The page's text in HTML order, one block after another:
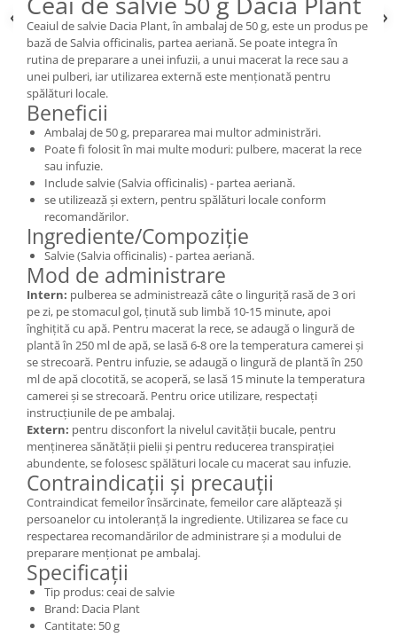
Ceaiul de salvie Dacia Plant, în ambalaj de 50 g, este un produs pe
bază de Salvia officinalis, partea aeriană. Se poate integra în
rutina de preparare a unei infuzii, a unui macerat la rece sau a
unei pulberi, iar utilizarea externă este menționată pentru
spălături locale.
Beneficii
Ambalaj de 50 g, prepararea mai multor administrări.
Poate fi folosit în mai multe moduri: pulbere, macerat la rece
sau infuzie.
Include salvie (Salvia officinalis) - partea aeriană.
se utilizează și extern, pentru spălături locale conform
recomandărilor.
Ingrediente/Compoziție
Salvie (Salvia officinalis) - partea aeriană.
Mod de administrare
Intern: pulberea se administrează câte o linguriță rasă de 3 ori
pe zi, pe stomacul gol, ținută sub limbă 10-15 minute, apoi
înghițită cu apă. Pentru macerat la rece, se adaugă o lingură de
plantă în 250 ml de apă, se lasă 6-8 ore la temperatura camerei și
se strecoară. Pentru infuzie, se adaugă o lingură de plantă în 250
ml de apă clocotită, se acoperă, se lasă 15 minute la temperatura
camerei și se strecoară. Pentru orice utilizare, respectați
instrucțiunile de pe ambalaj.
Extern: pentru disconfort la nivelul cavității bucale, pentru
menținerea sănătății pielii și pentru reducerea transpirației
abundente, se folosesc spălături locale cu macerat sau infuzie.
Contraindicații și precauții
Contraindicat femeilor însărcinate, femeilor care alăptează și
persoanelor cu intoleranță la ingrediente. Utilizarea se face cu
respectarea recomandărilor de administrare și a modului de
preparare menționat pe ambalaj.
Specificații
Tip produs: ceai de salvie
Brand: Dacia Plant
Cantitate: 50 g